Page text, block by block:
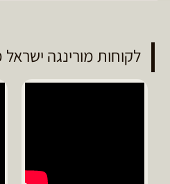
לקוחות מורינגה